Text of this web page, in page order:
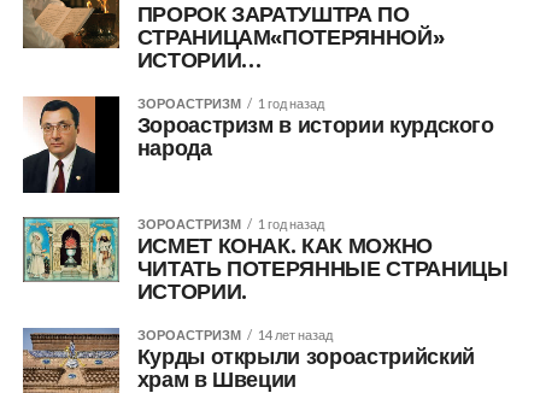
ПРОРОК ЗАРАТУШТРА ПО
СТРАНИЦАМ«ПОТЕРЯННОЙ»
ИСТОРИИ…
ЗОРОАСТРИЗМ 1 год назад
Зороастризм в истории курдского
народа
ЗОРОАСТРИЗМ 1 год назад
ИСМЕТ КОНАК. КАК МОЖНО
ЧИТАТЬ ПОТЕРЯННЫЕ СТРАНИЦЫ
ИСТОРИИ.
ЗОРОАСТРИЗМ 14 лет назад
Курды открыли зороастрийский
храм в Швеции